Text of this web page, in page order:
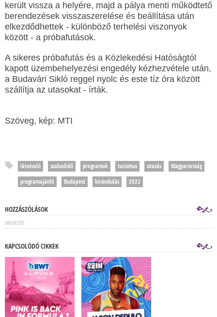
került vissza a helyére, majd a pálya menti működtető
berendezések visszaszerelése és beállítása után
elkezdődhettek - különböző terhelési viszonyok
között - a próbafutások.
A sikeres próbafutás és a Közlekedési Hatóságtól
kapott üzembehelyezési engedély kézhezvétele után,
a Budavári Sikló reggel nyolc és este tíz óra között
szállítja az utasokat - írták.
Szöveg, kép: MTI
látnivaló szabadidő programok turizmus utazás
Magyarország
programajánló
Budapest kirándulás 2022
HOZZÁSZÓLÁSOK
HÍRDETÉS
KAPCSOLÓDÓ CIKKEK